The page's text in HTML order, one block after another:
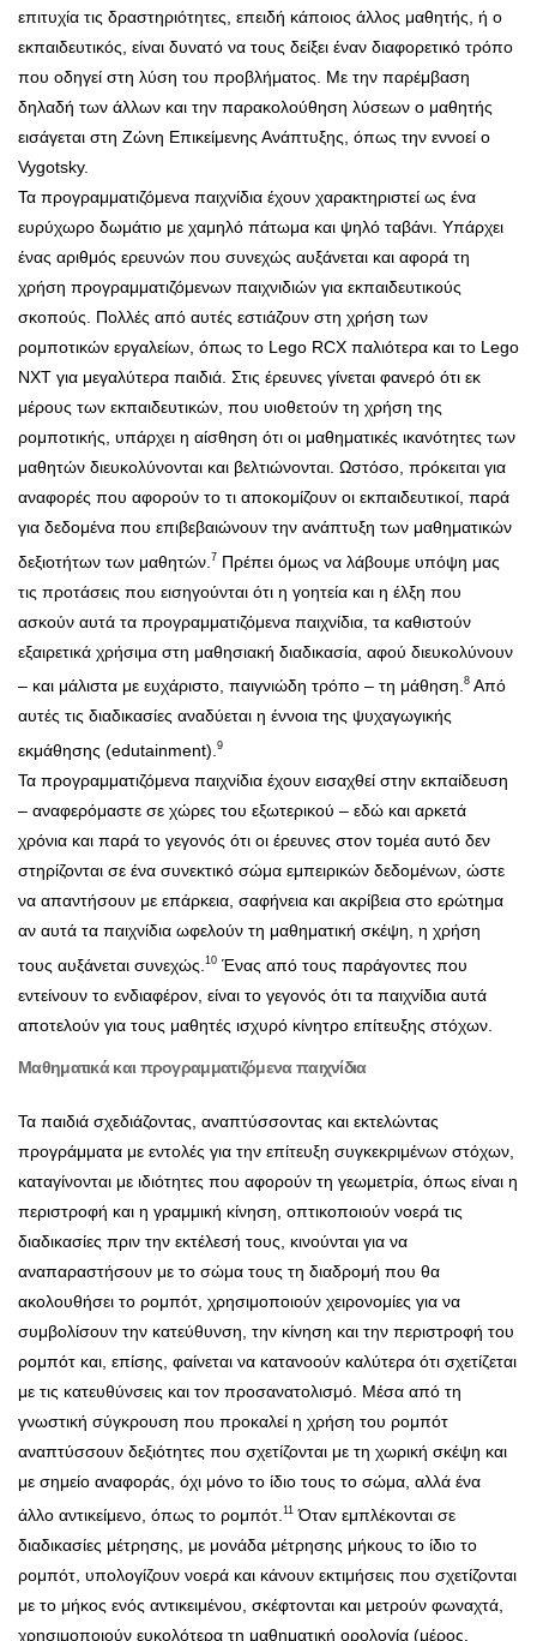
επιτυχία τις δραστηριότητες, επειδή κάποιος άλλος μαθητής, ή ο
εκπαιδευτικός, είναι δυνατό να τους δείξει έναν διαφορετικό τρόπο
που οδηγεί στη λύση του προβλήματος. Με την παρέμβαση
δηλαδή των άλλων και την παρακολούθηση λύσεων ο μαθητής
εισάγεται στη Ζώνη Επικείμενης Ανάπτυξης, όπως την εννοεί ο
Vygotsky.
Τα προγραμματιζόμενα παιχνίδια έχουν χαρακτηριστεί ως ένα
ευρύχωρο δωμάτιο με χαμηλό πάτωμα και ψηλό ταβάνι. Υπάρχει
ένας αριθμός ερευνών που συνεχώς αυξάνεται και αφορά τη
χρήση προγραμματιζόμενων παιχνιδιών για εκπαιδευτικούς
σκοπούς. Πολλές από αυτές εστιάζουν στη χρήση των
ρομποτικών εργαλείων, όπως το Lego RCX παλιότερα και το Lego
NXT για μεγαλύτερα παιδιά. Στις έρευνες γίνεται φανερό ότι εκ
μέρους των εκπαιδευτικών, που υιοθετούν τη χρήση της
ρομποτικής, υπάρχει η αίσθηση ότι οι μαθηματικές ικανότητες των
μαθητών διευκολύνονται και βελτιώνονται. Ωστόσο, πρόκειται για
αναφορές που αφορούν το τι αποκομίζουν οι εκπαιδευτικοί, παρά
για δεδομένα που επιβεβαιώνουν την ανάπτυξη των μαθηματικών
δεξιοτήτων των μαθητών. 7 Πρέπει όμως να λάβουμε υπόψη μας
τις προτάσεις που εισηγούνται ότι η γοητεία και η έλξη που
ασκούν αυτά τα προγραμματιζόμενα παιχνίδια, τα καθιστούν
εξαιρετικά χρήσιμα στη μαθησιακή διαδικασία, αφού διευκολύνουν
– και μάλιστα με ευχάριστο, παιγνιώδη τρόπο – τη μάθηση.8 Από
αυτές τις διαδικασίες αναδύεται η έννοια της ψυχαγωγικής
εκμάθησης (edutainment). 9
Τα προγραμματιζόμενα παιχνίδια έχουν εισαχθεί στην εκπαίδευση
– αναφερόμαστε σε χώρες του εξωτερικού – εδώ και αρκετά
χρόνια και παρά το γεγονός ότι οι έρευνες στον τομέα αυτό δεν
στηρίζονται σε ένα συνεκτικό σώμα εμπειρικών δεδομένων, ώστε
να απαντήσουν με επάρκεια, σαφήνεια και ακρίβεια στο ερώτημα
αν αυτά τα παιχνίδια ωφελούν τη μαθηματική σκέψη, η χρήση
τους αυξάνεται συνεχώς. 10 Ένας από τους παράγοντες που
εντείνουν το ενδιαφέρον, είναι το γεγονός ότι τα παιχνίδια αυτά
αποτελούν για τους μαθητές ισχυρό κίνητρο επίτευξης στόχων.
Μαθηματικά και προγραμματιζόμενα παιχνίδια
Τα παιδιά σχεδιάζοντας, αναπτύσσοντας και εκτελώντας
προγράμματα με εντολές για την επίτευξη συγκεκριμένων στόχων,
καταγίνονται με ιδιότητες που αφορούν τη γεωμετρία, όπως είναι η
περιστροφή και η γραμμική κίνηση, οπτικοποιούν νοερά τις
διαδικασίες πριν την εκτέλεσή τους, κινούνται για να
αναπαραστήσουν με το σώμα τους τη διαδρομή που θα
ακολουθήσει το ρομπότ, χρησιμοποιούν χειρονομίες για να
συμβολίσουν την κατεύθυνση, την κίνηση και την περιστροφή του
ρομπότ και, επίσης, φαίνεται να κατανοούν καλύτερα ότι σχετίζεται
με τις κατευθύνσεις και τον προσανατολισμό. Μέσα από τη
γνωστική σύγκρουση που προκαλεί η χρήση του ρομπότ
αναπτύσσουν δεξιότητες που σχετίζονται με τη χωρική σκέψη και
με σημείο αναφοράς, όχι μόνο το ίδιο τους το σώμα, αλλά ένα
άλλο αντικείμενο, όπως το ρομπότ.11 Όταν εμπλέκονται σε
διαδικασίες μέτρησης, με μονάδα μέτρησης μήκους το ίδιο το
ρομπότ, υπολογίζουν νοερά και κάνουν εκτιμήσεις που σχετίζονται
με το μήκος ενός αντικειμένου, σκέφτονται και μετρούν φωναχτά,
χρησιμοποιούν ευκολότερα τη μαθηματική ορολογία (μέρος,